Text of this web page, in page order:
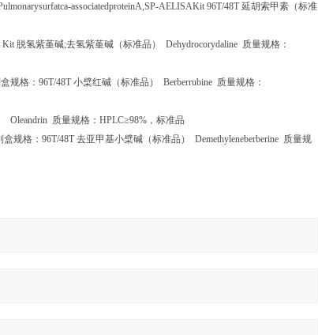
associatedproteinA,SP-AELISAKit 96T/48T 延胡索甲素（标准
Kit 脱氢紫堇碱;去氢紫堇碱（标准品） Dehydrocorydaline 质量规格：
规格： 96T/48T 小檗红碱（标准品） Berberrubine 质量规格：
Oleandrin 质量规格： HPLC≥98% ，标准品
盒规格： 96T/48T 去亚甲基小檗碱（标准品） Demethyleneberberine 质量规